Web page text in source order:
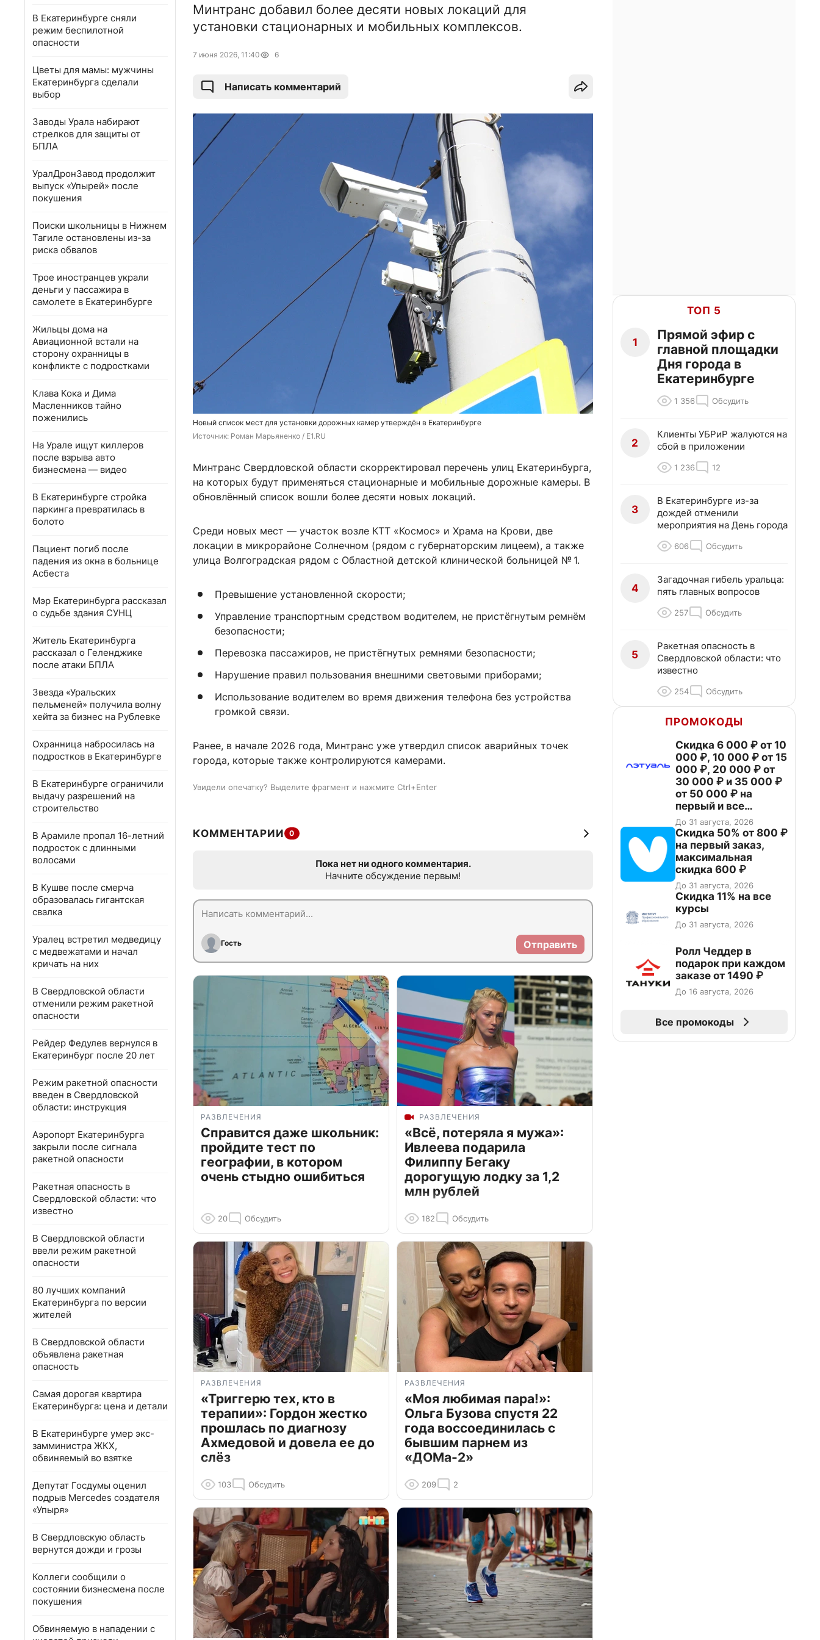
В Екатеринбурге сняли
режим беспилотной
опасности
Цветы для мамы: мужчины
Екатеринбурга сделали
выбор
Заводы Урала набирают
стрелков для защиты от
БПЛА
УралДронЗавод продолжит
выпуск «Упырей» после
покушения
Поиски школьницы в Нижнем
Тагиле остановлены из-за
риска обвалов
Трое иностранцев украли
деньги у пассажира в
самолете в Екатеринбурге
Жильцы дома на
Авиационной встали на
сторону охранницы в
конфликте с подростками
Клава Кока и Дима
Масленников тайно
поженились
На Урале ищут киллеров
после взрыва авто
бизнесмена — видео
В Екатеринбурге стройка
паркинга превратилась в
болото
Пациент погиб после
падения из окна в больнице
Асбеста
Мэр Екатеринбурга рассказал
о судьбе здания СУНЦ
Житель Екатеринбурга
рассказал о Геленджике
после атаки БПЛА
Звезда «Уральских
пельменей» получила волну
хейта за бизнес на Рублевке
Охранница набросилась на
подростков в Екатеринбурге
В Екатеринбурге ограничили
выдачу разрешений на
строительство
В Арамиле пропал 16-летний
подросток с длинными
волосами
В Кушве после смерча
образовалась гигантская
свалка
Уралец встретил медведицу
с медвежатами и начал
кричать на них
В Свердловской области
отменили режим ракетной
опасности
Рейдер Федулев вернулся в
Екатеринбург после 20 лет
Режим ракетной опасности
введен в Свердловской
области: инструкция
Аэропорт Екатеринбурга
закрыли после сигнала
ракетной опасности
Ракетная опасность в
Свердловской области: что
известно
В Свердловской области
ввели режим ракетной
опасности
80 лучших компаний
Екатеринбурга по версии
жителей
В Свердловской области
объявлена ракетная
опасность
Самая дорогая квартира
Екатеринбурга: цена и детали
В Екатеринбурге умер экс-
замминистра ЖКХ,
обвиняемый во взятке
Депутат Госдумы оценил
подрыв Mercedes создателя
«Упыря»
В Свердловскую область
вернутся дожди и грозы
Коллеги сообщили о
состоянии бизнесмена после
покушения
Обвиняемую в нападении с
Минтранс добавил более десяти новых локаций для
установки стационарных и мобильных комплексов.
7 июня 2026, 11:40 6
Написать комментарий
Новый список мест для установки дорожных камер утверждён в Екатеринбурге
Источник: Роман Марьяненко / E1.RU
Минтранс Свердловской области скорректировал перечень улиц Екатеринбурга,
на которых будут применяться стационарные и мобильные дорожные камеры. В
обновлённый список вошли более десяти новых локаций.
Среди новых мест — участок возле КТТ «Космос» и Храма на Крови, две
локации в микрорайоне Солнечном (рядом с губернаторским лицеем), а также
улица Волгоградская рядом с Областной детской клинической больницей № 1.
Превышение установленной скорости;
Управление транспортным средством водителем, не пристёгнутым ремнём
безопасности;
Перевозка пассажиров, не пристёгнутых ремнями безопасности;
Нарушение правил пользования внешними световыми приборами;
Использование водителем во время движения телефона без устройства
громкой связи.
Ранее, в начале 2026 года, Минтранс уже утвердил список аварийных точек
города, которые также контролируются камерами.
Увидели опечатку? Выделите фрагмент и нажмите Ctrl+Enter
КОММЕНТАРИИ 0
Пока нет ни одного комментария.
Начните обсуждение первым!
Гость Отправить
РАЗВЛЕЧЕНИЯ
Справится даже школьник:
пройдите тест по
географии, в котором
очень стыдно ошибиться
20 Обсудить
РАЗВЛЕЧЕНИЯ
«Всё, потеряла я мужа»:
Ивлеева подарила
Филиппу Бегаку
дорогущую лодку за 1,2
млн рублей
182 Обсудить
РАЗВЛЕЧЕНИЯ
«Триггерю тех, кто в
терапии»: Гордон жестко
прошлась по диагнозу
Ахмедовой и довела ее до
слёз
103 Обсудить
РАЗВЛЕЧЕНИЯ
«Моя любимая пара!»:
Ольга Бузова спустя 22
года воссоединилась с
бывшим парнем из
«ДОМа-2»
209 2
ТОП 5
1
Прямой эфир с
главной площадки
Дня города в
Екатеринбурге
1 356 Обсудить
2
Клиенты УБРиР жалуются на
сбой в приложении
1 236 12
3
В Екатеринбурге из-за
дождей отменили
мероприятия на День города
606 Обсудить
4
Загадочная гибель уральца:
пять главных вопросов
257 Обсудить
5
Ракетная опасность в
Свердловской области: что
известно
254 Обсудить
ПРОМОКОДЫ
Скидка 6 000 ₽ от 10
000 ₽, 10 000 ₽ от 15
000 ₽, 20 000 ₽ от
30 000 ₽ и 35 000 ₽
от 50 000 ₽ на
первый и все
повторные заказы по
промокоду НАБЕРИ
До 31 августа, 2026
Скидка 50% от 800 ₽
на первый заказ,
максимальная
скидка 600 ₽
До 31 августа, 2026
Скидка 11% на все
курсы
До 31 августа, 2026
Ролл Чеддер в
подарок при каждом
заказе от 1490 ₽
До 16 августа, 2026
Все промокоды